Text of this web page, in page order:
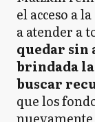
el acceso a
a atender a
quedar sin
brindada
buscar
que los